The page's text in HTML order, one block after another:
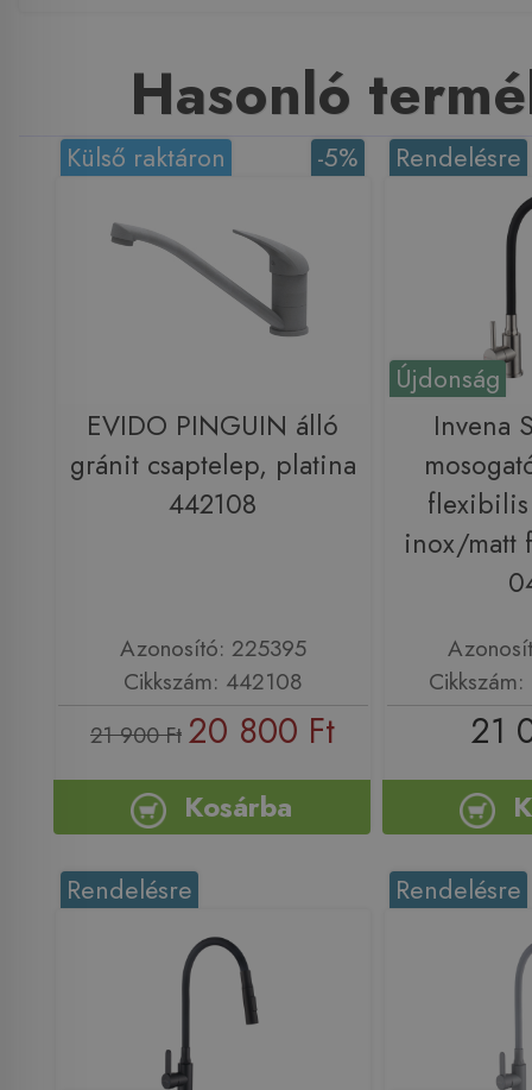
Hasonló
-5%
Külső raktáron
EVIDO PINGUIN álló
gránit csaptelep, platina
442108
Azonosító: 225395
Cikkszám: 442108
21 900 Ft 20 800 Ft
Kosárba
Újdonság
Rendelésre
Invena
inox/matt
21
Rendelésre Rendelésre